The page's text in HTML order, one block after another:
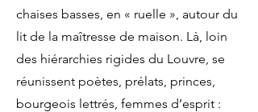
chaises basses, en « ruelle », autour du
lit de la maîtresse de maison. Là, loin
des hiérarchies rigides du Louvre, se
réunissent poètes, prélats, princes,
bourgeois lettrés, femmes d’esprit :